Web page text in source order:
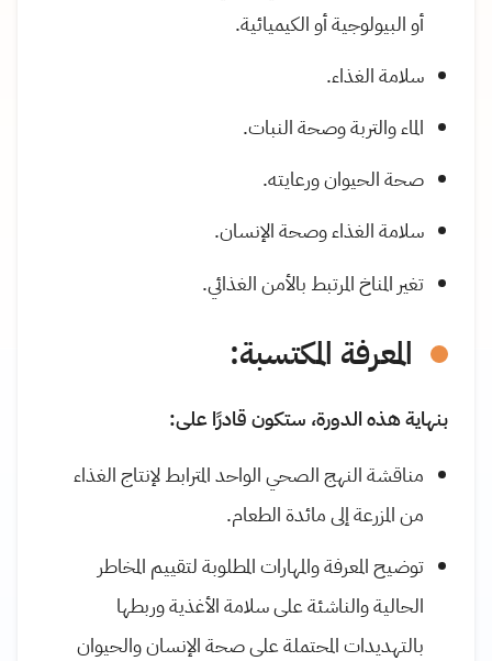
أو البيولوجية أو الكيميائية.
سلامة الغذاء.
الماء والتربة وصحة النبات.
صحة الحيوان ورعايته.
سلامة الغذاء وصحة الإنسان.
تغير المناخ المرتبط بالأمن الغذائي.
المعرفة المكتسبة:
بنهاية هذه الدورة، ستكون قادرًا على:
مناقشة النهج الصحي الواحد المترابط لإنتاج الغذاء
من المزرعة إلى مائدة الطعام.
توضيح المعرفة والمهارات المطلوبة لتقييم المخاطر
الحالية والناشئة على سلامة الأغذية وربطها
بالتهديدات المحتملة على صحة الإنسان والحيوان